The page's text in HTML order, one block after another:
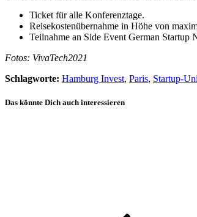
Ticket für alle Konferenztage.
Reisekostenübernahme in Höhe von
Teilnahme an Side Event German Startup
Fotos: VivaTech2021
Schlagworte: Hamburg Invest, Paris, Startup-
Das könnte Dich auch interessieren